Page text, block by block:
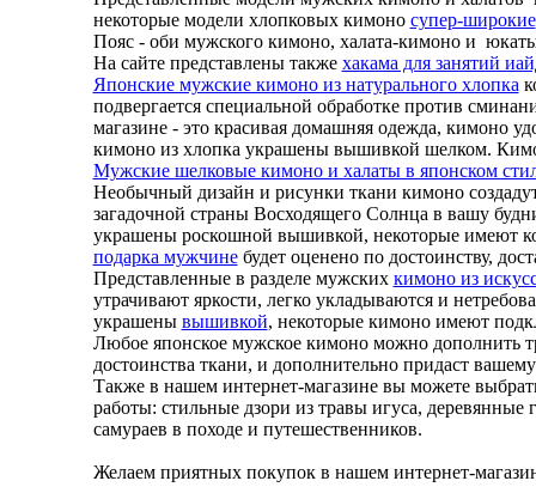
некоторые модели хлопковых кимоно супер-широкие
Пояс - оби мужского кимоно, халата-кимоно и
На сайте представлены также хакама для занятий
Японские мужские кимоно из натурального хлопка
подвергается специальной обработке против
магазине - это красивая домашняя одежда, кимоно
кимоно из хлопка украшены вышивкой шелком.
Мужские шелковые кимоно и халаты в японском
Необычный дизайн и рисунки ткани кимоно
загадочной страны Восходящего Солнца в вашу
украшены роскошной вышивкой, некоторые имеют
подарка мужчинебудет оценено по достоинству,
Представленные в разделе мужских кимоно из
утрачивают яркости, легко укладываются и
украшены вышивкой, некоторые кимоно имеют
Любое японское мужское кимоно можно дополнить
достоинства ткани, и дополнительно придаст
Также в нашем интернет-магазине вы можете
работы: стильные дзори из травы игуса, деревянные
самураев в походе и путешественников.
Желаем приятных покупок в нашем интернет-